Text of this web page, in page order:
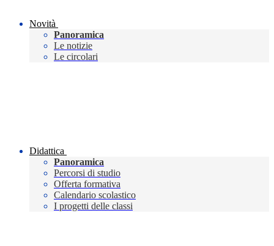
Novità
Panoramica
Le notizie
Le circolari
Didattica
Panoramica
Percorsi di studio
Offerta formativa
Calendario scolastico
I progetti delle classi